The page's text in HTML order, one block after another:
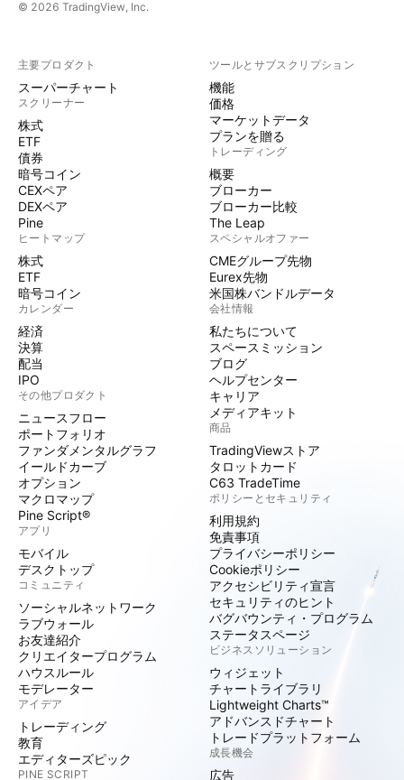
© 2026 TradingView, Inc.
主要プロダクト
スーパーチャート
スクリーナー
株式
ETF
債券
暗号コイン
CEXペア
DEXペア
Pine
ヒートマップ
株式
ETF
暗号コイン
カレンダー
経済
決算
配当
IPO
その他プロダクト
ニュースフロー
ポートフォリオ
ファンダメンタルグラフ
イールドカーブ
オプション
マクロマップ
Pine Script®
アプリ
モバイル
デスクトップ
コミュニティ
ソーシャルネットワーク
ラブウォール
お友達紹介
クリエイタープログラム
ハウスルール
モデレーター
アイデア
トレーディング
教育
エディターズピック
PINE SCRIPT
ツールとサブスクリプション
機能
価格
マーケットデータ
プランを贈る
トレーディング
概要
ブローカー
ブローカー比較
The Leap
スペシャルオファー
CMEグループ先物
Eurex先物
米国株バンドルデータ
会社情報
私たちについて
スペースミッション
ブログ
ヘルプセンター
キャリア
メディアキット
商品
TradingViewストア
タロットカード
C63 TradeTime
ポリシーとセキュリティ
利用規約
免責事項
プライバシーポリシー
Cookieポリシー
アクセシビリティ宣言
セキュリティのヒント
バグバウンティ・プログラム
ステータスページ
ビジネスソリューション
ウィジェット
チャートライブラリ
Lightweight Charts™
アドバンスドチャート
トレードプラットフォーム
成長機会
広告